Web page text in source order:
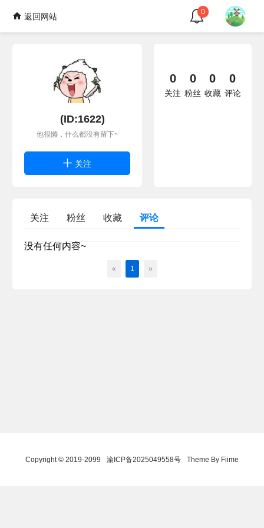
返回网站 0
(ID:1622)
他很懒，什么都没有留下~
关注
0
关注
0
粉丝
0
收藏
0
评论
关注 粉丝 收藏 评论
没有任何内容~
« 1 »
Copyright © 2019-2099 渝ICP备2025049558号 Theme By Fiime